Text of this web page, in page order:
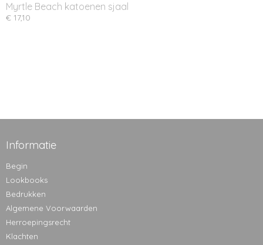
Myrtle Beach katoenen sjaal
€ 17,10
Informatie
Begin
Lookbooks
Bedrukken
Algemene Voorwaarden
Herroepingsrecht
Klachten